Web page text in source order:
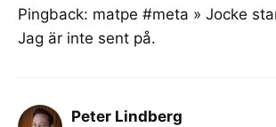
Pingback: matpe #meta » Jocke
Jag är inte sent på.
Peter Lindberg